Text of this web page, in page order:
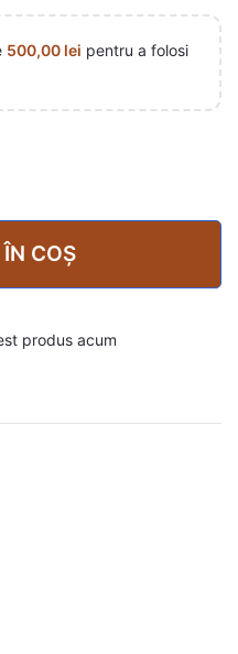
500,00 lei pentru a folosi
COȘ
produs acum